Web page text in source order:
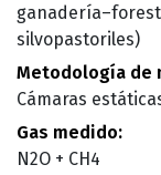
silvopastoriles)
Metodología de
Cámaras
Gas medido:
N2O + CH4